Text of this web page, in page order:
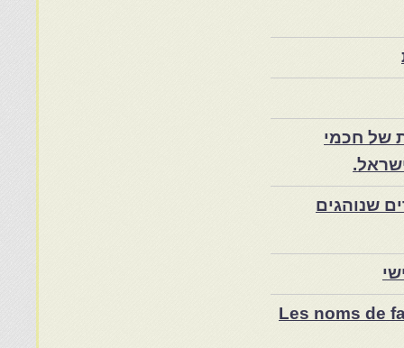
של חכמי
שנוהגים
Les noms de